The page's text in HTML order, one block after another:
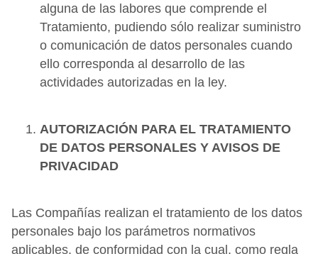
alguna de las labores que comprende el
Tratamiento, pudiendo sólo realizar suministro
o comunicación de datos personales cuando
ello corresponda al desarrollo de las
actividades autorizadas en la ley.
AUTORIZACIÓN PARA EL TRATAMIENTO
DE DATOS PERSONALES Y AVISOS DE
PRIVACIDAD
Las Compañías realizan el tratamiento de los datos
personales bajo los parámetros normativos
aplicables, de conformidad con la cual, como regla